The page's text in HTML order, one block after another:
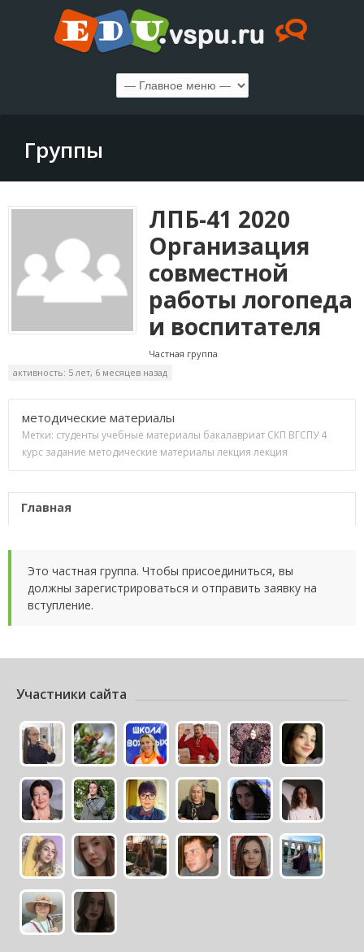
Группы
ЛПБ-41 2020
Организация
совместной
работы логопеда
и воспитателя
Частная группа
активность: 5 лет, 6 месяцев назад
методические материалы
Метки: студенты учебные материалы бакалавриат СКП ВГСПУ 4
курс задание методические материалы лекция лекция
Главная
Это частная группа. Чтобы присоединиться, вы
должны зарегистрироваться и отправить заявку на
вступление.
Участники сайта